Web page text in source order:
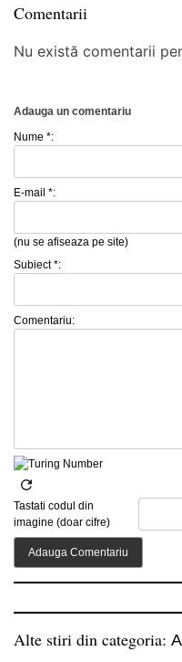
Comentarii
Nu există comentarii
Adauga un comentariu
Nume *:
E-mail *:
(nu se afiseaza pe site)
Subiect *:
Comentariu:
Tastati codul din
imagine (doar cifre)
Alte stiri din categoria: